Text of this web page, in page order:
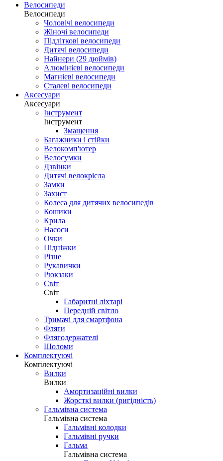
Велосипеди
Велосипеди
Чоловічі велосипеди
Жіночі велосипеди
Підліткові велосипеди
Дитячі велосипеди
Найнери (29 дюймів)
Алюмінієві велосипеди
Магнієві велосипеди
Сталеві велосипеди
Аксесуари
Аксесуари
Інструмент
Інструмент
Змащення
Багажники і стійки
Велокомп'ютер
Велосумки
Дзвінки
Дитячі велокрісла
Замки
Захист
Колеса для дитячих велосипедів
Кошики
Крила
Насоси
Очки
Підніжки
Різне
Рукавички
Рюкзаки
Світ
Світ
Габаритні ліхтарі
Передній світло
Тримачі для смартфона
Фляги
Флягодержателі
Шоломи
Комплектуючі
Комплектуючі
Вилки
Вилки
Амортизаційні вилки
Жорсткі вилки (ригідність)
Гальмівна система
Гальмівна система
Гальмівні колодки
Гальмівні ручки
Гальма
Гальмівна система